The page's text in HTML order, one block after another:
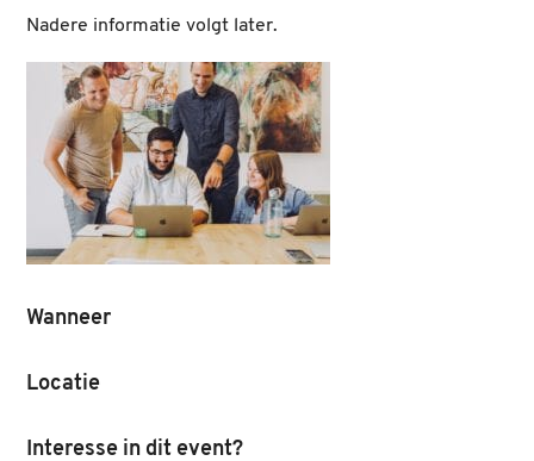
Nadere informatie volgt later.
Wanneer
Locatie
Interesse in dit event?